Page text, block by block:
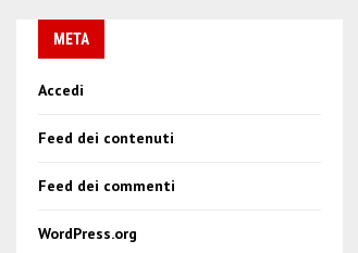
META
Accedi
Feed dei contenuti
Feed dei commenti
WordPress.org